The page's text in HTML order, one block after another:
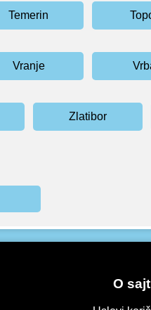
Temerin
Vranje
Zlatibor
O